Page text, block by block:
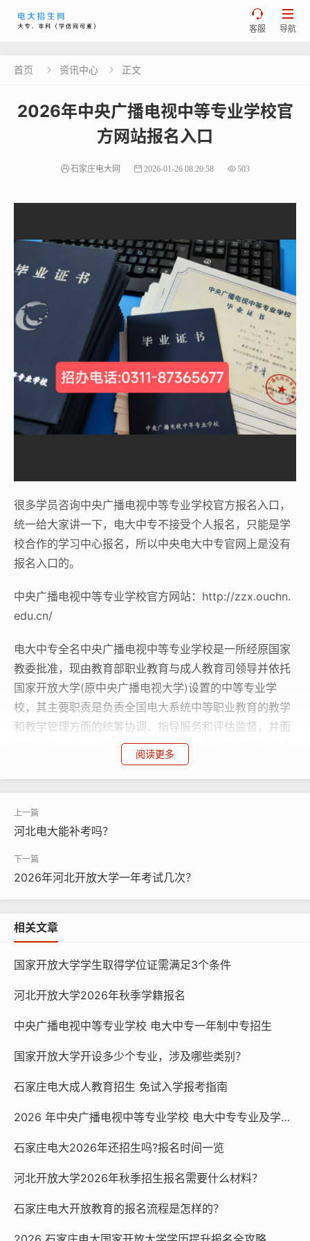

导航

客服
首页  资讯中心  正文
2026年中央广播电视中等专业学校官
方网站报名入口
石家庄电大网 2026-01-26 08:20:58 503
很多学员咨询中央广播电视中等专业学校官方报名入口，
统一给大家讲一下，电大中专不接受个人报名，只能是学
校合作的学习中心报名，所以中央电大中专官网上是没有
报名入口的。
中央广播电视中等专业学校官方网站：http://zzx.ouchn.
edu.cn/
电大中专全名中央广播电视中等专业学校是一所经原国家
教委批准，现由教育部职业教育与成人教育司领导并依托
国家开放大学(原中央广播电视大学)设置的中等专业学
校，其主要职责是负责全国电大系统中等职业教育的教学
和教学管理方面的统筹协调、指导服务和评估监督，并面
向社会直接招收初高中毕业生和在职青年举办中等职业教
育。学校具有颁发国民教育系列中等学历教育毕业证书的
报名时间:全年可招生报名条件:年满18周岁不限户籍不限
学历
电大中专报名咨询电话：
戴老师：0311-87365677；18332470677（微信同
号）
报名资料:
1.蓝底免冠照片
2.身份证正反面扫描件
3.学历毕业证照片
学习方式:学生通过登录平台随时点播和査看网上教学资源
2026年电大中专报名，随时可以报名，随时注册学籍，一
年毕业！
阅读更多
河北电大能补考吗？
2026年河北开放大学一年考试几次？
相关文章
国家开放大学学生取得学位证需满足3个条件
河北开放大学2026年秋季学籍报名
中央广播电视中等专业学校 电大中专一年制中专招生
国家开放大学开设多少个专业，涉及哪些类别？
石家庄电大成人教育招生 免试入学报考指南
2026 年中央广播电视中等专业学校 电大中专专业及学费一览
石家庄电大2026年还招生吗?报名时间一览
河北开放大学2026年秋季招生报名需要什么材料？
石家庄电大开放教育的报名流程是怎样的？